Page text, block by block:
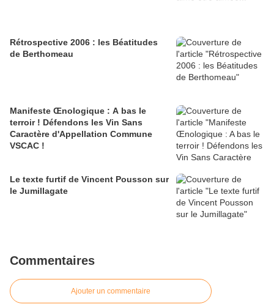
Rétrospective 2006 : les Béatitudes
de Berthomeau
Manifeste Œnologique : A bas le
terroir ! Défendons les Vin Sans
Caractère d'Appellation Commune
VSCAC !
Le texte furtif de Vincent Pousson sur
le Jumillagate
Commentaires
Ajouter un commentaire